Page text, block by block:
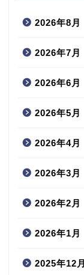
2026年8月
2026年7月
2026年6月
2026年5月
2026年4月
2026年3月
2026年2月
2026年1月
2025年12月